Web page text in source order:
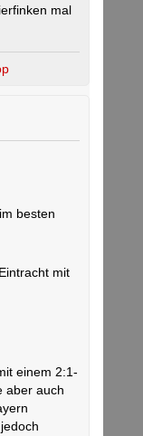
mal
besten
mit
einem 2:1-
aber auch